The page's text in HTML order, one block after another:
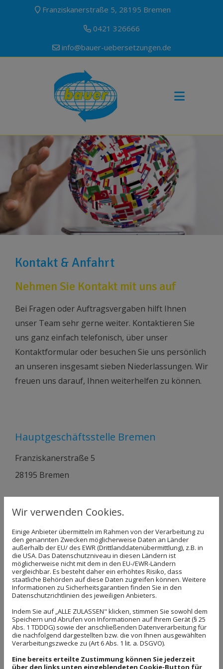
Franziskanerstraße 5, 28195 Bremen
0421 326666
info@bauer-uebersetzungen.de
Kontakt & Anfahrt
Nehmen Sie Kontakt mit uns auf
Bei Fragen oder Auftragsvergaben hilft Ihnen
unser Team sehr gerne weiter. Kontaktieren Sie
uns ganz einfach telefonisch, über unser
Kontaktformular oder besuchen Sie uns persönlich
an unseren insgesamt sieben Niederlassungen. Wir
freuen uns darauf, Ihnen weiterhelfen zu können.
Hauptgeschäftsstelle Bremen
Franziskanerstraße 5
28195 Bremen
Telefax:0421 222 99 025
E-Mail:info@bauer-uebersetzungen.de
Öffnungszeiten
Montag - Freitag
09:30 - 16:15
Samstag
14:00 - 16:00
Sonntag
Geschlossen
Wir verwenden Cookies.
Einige Anbieter übermitteln im Rahmen von der Verarbeitung zu
den genannten Zwecken möglicherweise Daten an Länder
außerhalb der EU/ des EWR (Drittlanddatenübermittlung), z.B. in
die USA. Das Datenschutzniveau in diesen Ländern ist
möglicherweise nicht mit dem in den EU-/EWR-Ländern
vergleichbar. Es besteht daher ein erhöhtes Risiko, dass
staatliche Behörden auf diese Daten zugreifen können. Weitere
Informationen zu Sicherheitsgarantien finden Sie in den
Datenschutzrichtlinien des jeweiligen Anbieters.
Indem Sie auf „ALLE ZULASSEN" klicken, stimmen Sie sowohl dem
Speichern und Abrufen von Informationen auf Ihrem Gerät (§ 25
Abs. 1 TDDDG) sowie der anschließenden Datenverarbeitung für
die nachfolgend dargestellten bzw. die von Ihnen ausgewählten
Verarbeitungszwecke zu (Art 6 Abs. 1 lit. a. DSGVO).
Eine bereits erteilte Zustimmung können Sie jederzeit
über den links unten eingeblendeten Cookie-Button für